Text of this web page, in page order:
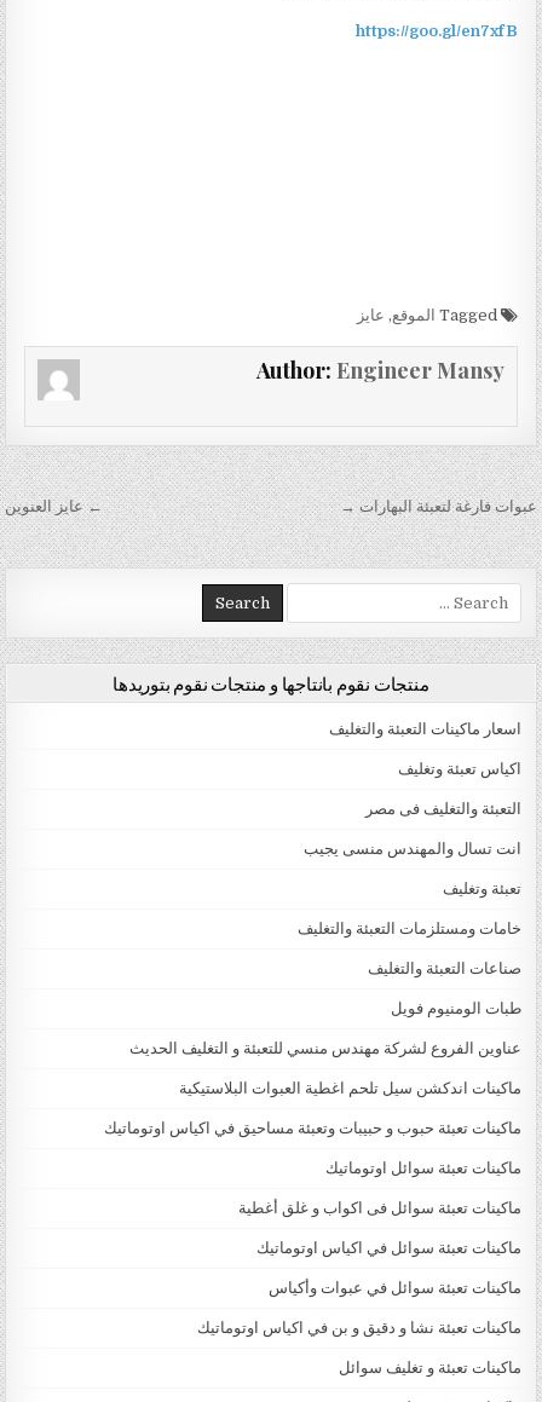
https://goo.gl/en7xfB
Tagged الموقع, عايز
Author: Engineer Mansy
تصفّح المقالات ← عايز العنوين عبوات فارغة لتعبئة البهارات →
Search for:
منتجات نقوم بانتاجها و منتجات نقوم بتوريدها
اسعار ماكينات التعبئة والتغليف
اكياس تعبئة وتغليف
التعبئة والتغليف فى مصر
انت تسال والمهندس منسى يجيب
تعبئة وتغليف
خامات ومستلزمات التعبئة والتغليف
صناعات التعبئة والتغليف
طبات الومنيوم فويل
عناوين الفروع لشركة مهندس منسي للتعبئة و التغليف الحديث
ماكينات اندكشن سيل تلحم اغطية العبوات البلاستيكية
ماكينات تعبئة حبوب و حبيبات وتعبئة مساحيق في اكياس اوتوماتيك
ماكينات تعبئة سوائل اوتوماتيك
ماكينات تعبئة سوائل فى اكواب و غلق أغطية
ماكينات تعبئة سوائل في اكياس اوتوماتيك
ماكينات تعبئة سوائل في عبوات وأكياس
ماكينات تعبئة نشا و دقيق و بن في اكياس اوتوماتيك
ماكينات تعبئة و تغليف سوائل